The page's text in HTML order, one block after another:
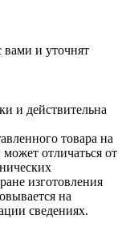
вами и уточнят
и действительна
товара на
отличаться от
изготовления
на
сведениях.